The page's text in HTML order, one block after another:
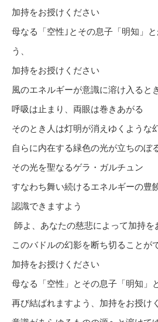
加持をお授けください
母なる「空性｣とその息子「明知」
う、
加持をお授けください
風のエネルギーが意識に溶け入ると
呼吸は止まり、両眼は巻きあがる
そのとき人は灯明が消えゆくような
自らに内在する緑色の光が立ちのぼ
その光を聖なるゲラ・ガルチュン
すなわち舞い続けるエネルギーの豊
認識できますよう
師よ、あなたの慈悲によって加持を
このバドルの幻影を断ち切ることが
加持をお授けください
母なる「空性」とその息子「明知」
再び結ばれますよう、加持をお授け